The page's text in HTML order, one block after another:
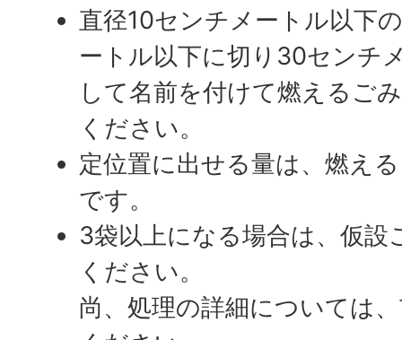
直径10センチメートル以下
ートル以下に切り30センチ
して名前を付けて燃えるご
ください。
定位置に出せる量は、燃え
です。
3袋以上になる場合は、仮設
ください。
尚、処理の詳細については